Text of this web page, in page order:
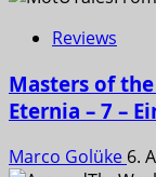
Reviews
Masters of
Eternia – 7 –
Marco Golüke 6.